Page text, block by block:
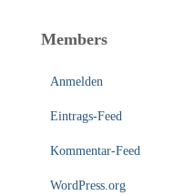
Members
Anmelden
Eintrags-Feed
Kommentar-Feed
WordPress.org